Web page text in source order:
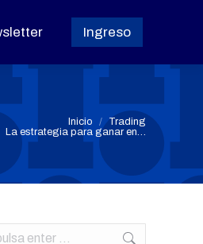
Ingreso
Inicio
Trading
La estrategia para ganar en…
Ingreso